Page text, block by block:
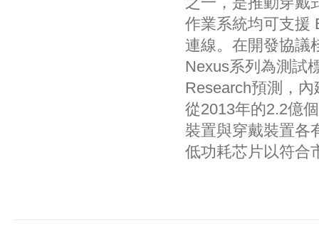
作業系統均可支援
連線。在開發協議
Nexus系列為測試
Research預測，
從2013年的2.2億
裝置與穿戴裝置各
低功耗芯片以符合